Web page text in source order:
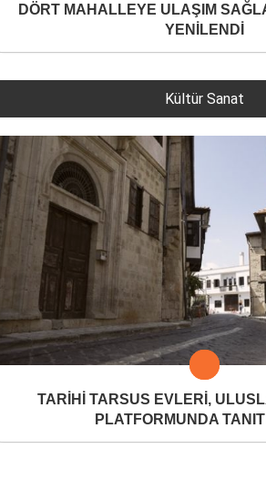
DÖRT MAHALLEYE ULAŞIM
YENİLENDİ
Kültür Sanat
TARİHİ TARSUS EVLERİ,
PLATFORMUNDA